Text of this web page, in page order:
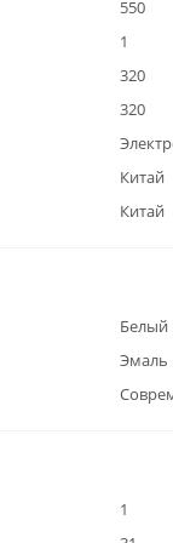
550
1
320
320
Китай
Китай
Белый
Эмаль
1